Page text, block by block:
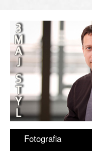
Fotografia